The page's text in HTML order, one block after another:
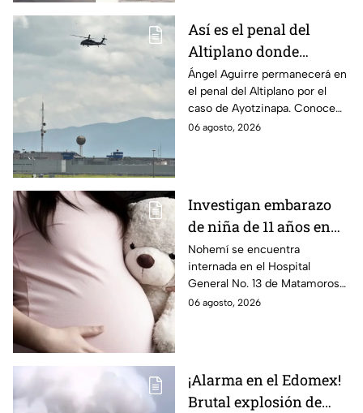
Así es el penal del
Altiplano donde
permanecerá Ángel
Aguirre por caso
Ayotzinapa
Ángel Aguirre permanecerá en
el penal del Altiplano por el
caso de Ayotzinapa. Conoce
dónde está, cómo es esta
06 agosto, 2026
Investigan embarazo
de niña de 11 años en
Matamoros,
Tamaulipas; ¿qué pasó
con Nohemí?
Nohemí se encuentra
internada en el Hospital
General No. 13 de Matamoros
tras complicaciones por un
06 agosto, 2026
¡Alarma en el Edomex!
Brutal explosión de